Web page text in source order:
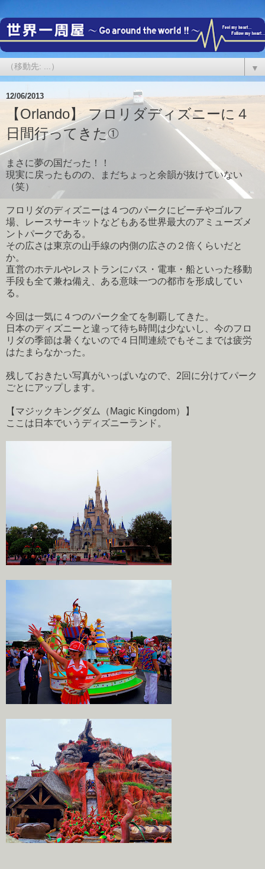
▼
12/06/2013
【Orlando】 フロリダディズニーに４
日間行ってきた①
まさに夢の国だった！！
現実に戻ったものの、まだちょっと余韻が抜けていない
（笑）
フロリダのディズニーは４つのパークにビーチやゴルフ
場、レースサーキットなどもある世界最大のアミューズメ
ントパークである。
その広さは東京の山手線の内側の広さの２倍くらいだと
か。
直営のホテルやレストランにバス・電車・船といった移動
手段も全て兼ね備え、ある意味一つの都市を形成してい
る。
今回は一気に４つのパーク全てを制覇してきた。
日本のディズニーと違って待ち時間は少ないし、今のフロ
リダの季節は暑くないので４日間連続でもそこまでは疲労
はたまらなかった。
残しておきたい写真がいっぱいなので、2回に分けてパーク
ごとにアップします。
【マジックキングダム（Magic Kingdom）】
ここは日本でいうディズニーランド。